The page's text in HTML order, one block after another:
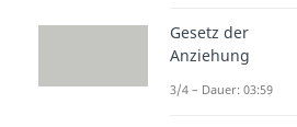
Metaphysik
über die Welt
deutete Kant
beschreibt
Gesetz der
Anziehung
3/4 – Dauer: 03:59